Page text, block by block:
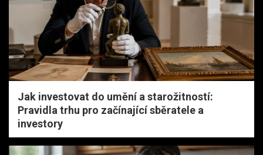
Jak investovat do umění a starožitností:
Pravidla trhu pro začínající sběratele a
investory